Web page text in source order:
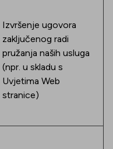
Izvršenje ugovora
zaključenog radi
pružanja naših usluga
(npr. u skladu s
Uvjetima Web
stranice)